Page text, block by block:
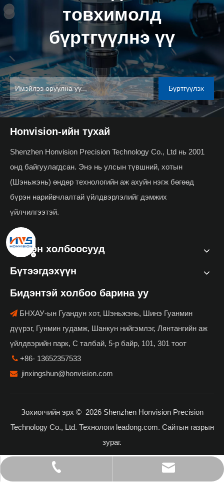
товхимолд
бүртгүүлнэ үү
Бүртгүүлэх
Honvision-ийн тухай
Shenzhen Honvision Precision Technology Co., Ltd нь 2001
онд байгуулагдсан. Энэ нь улсын түвшний, хотын
(Шэньжэнь) өндөр технологийн аж ахуйн нэгж бөгөөд
бүрэн нарийвчлалтай үйлдвэрлэлийг дэмжих
үйлчилгээтэй.
Түргэн холбоосууд
Бүтээгдэхүүн
Бидэнтэй холбоо барина уу
 БНХАУ-ын Гуандун хот, Шэньжэнь, Шинэ Гуанмин
дүүрэг, Гунмин гудамж, Шанкун нийгэмлэг, Лянтангийн аж
үйлдвэрийн парк, С талбай, 5-р байр, 101, 301 тоот
 +86- 13652357533
 jinxingshun@honvision.com
Зохиогчийн эрх © 2026Shenzhen Honvision Precision
Technology Co., Ltd. Технологи leadong.com. Сайтын газрын
зураг.